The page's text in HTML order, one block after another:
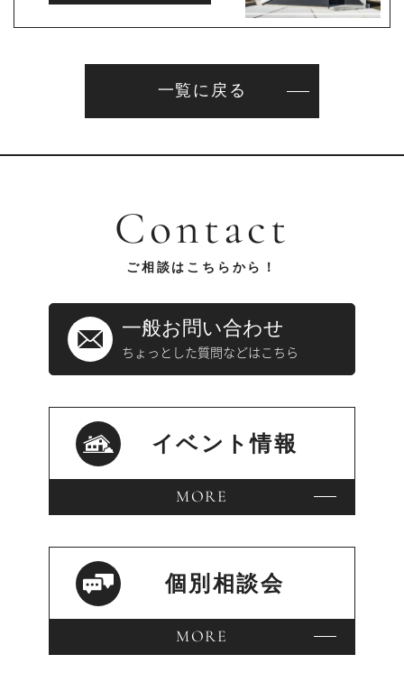
一覧に戻る
Contact
ご相談はこちらから！
一般お問い合わせ
ちょっとした質問などはこちら
イベント情報
MORE
個別相談会
MORE